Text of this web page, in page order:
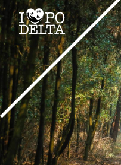
Delta del Po
Delta del Po